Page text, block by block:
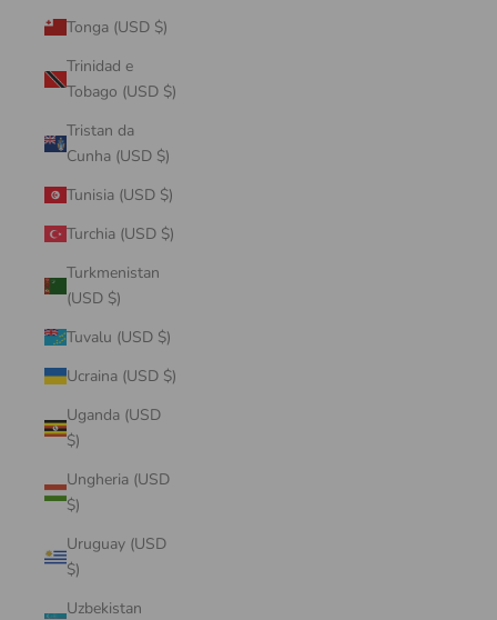
Tonga (USD $)
Trinidad e
Tobago (USD $)
Tristan da
Cunha (USD $)
Tunisia (USD $)
Turchia (USD $)
Turkmenistan
(USD $)
Tuvalu (USD $)
Ucraina (USD $)
Uganda (USD
$)
Ungheria (USD
$)
Uruguay (USD
$)
Uzbekistan